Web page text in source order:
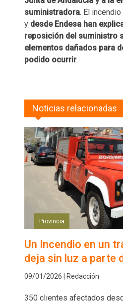
suministradora. El
y desde Endesa han
reposición del suministro
elementos dañados para
podido ocurrir.
Noticias relacionadas
Provincia
Un Incendio en un
deja sin luz a parte
09/01/2026 | Redacción
350 clientes afectados